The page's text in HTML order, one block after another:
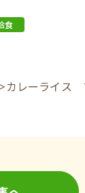
食
カレーライス